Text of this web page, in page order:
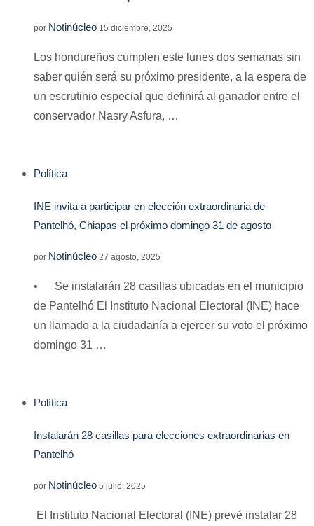
por Notinúcleo 15 diciembre, 2025
Los hondureños cumplen este lunes dos semanas sin
saber quién será su próximo presidente, a la espera de
un escrutinio especial que definirá al ganador entre el
conservador Nasry Asfura, …
Política
INE invita a participar en elección extraordinaria de
Pantelhó, Chiapas el próximo domingo 31 de agosto
por Notinúcleo 27 agosto, 2025
• Se instalarán 28 casillas ubicadas en el municipio
de Pantelhó El Instituto Nacional Electoral (INE) hace
un llamado a la ciudadanía a ejercer su voto el próximo
domingo 31 …
Política
Instalarán 28 casillas para elecciones extraordinarias en
Pantelhó
por Notinúcleo 5 julio, 2025
El Instituto Nacional Electoral (INE) prevé instalar 28